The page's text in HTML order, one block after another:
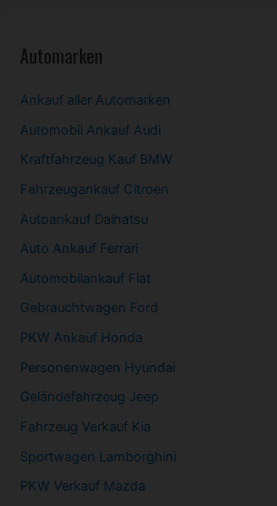
Automarken
Ankauf aller Automarken
Automobil Ankauf Audi
Kraftfahrzeug Kauf BMW
Fahrzeugankauf Citroen
Autoankauf Daihatsu
Auto Ankauf Ferrari
Automobilankauf Fiat
Gebrauchtwagen Ford
PKW Ankauf Honda
Personenwagen Hyundai
Geländefahrzeug Jeep
Fahrzeug Verkauf Kia
Sportwagen Lamborghini
PKW Verkauf Mazda